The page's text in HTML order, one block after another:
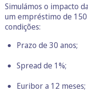
Simulámos o impacto
um empréstimo de
condições:
Prazo de 30 anos;
Spread de 1%;
Euribor a 12 meses;